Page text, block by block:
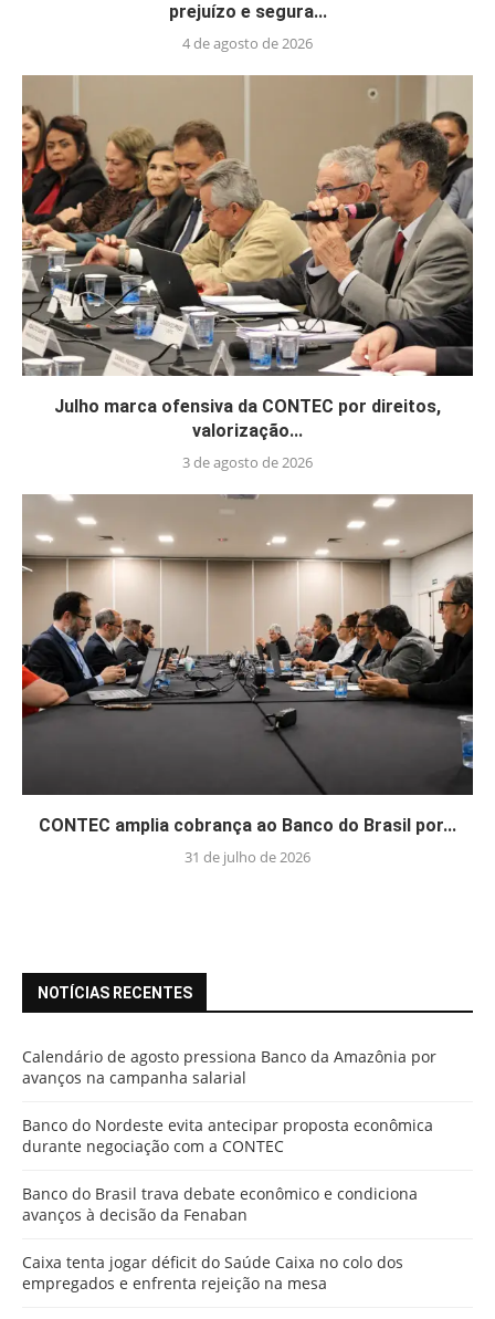
prejuízo e segura...
4 de agosto de 2026
Julho marca ofensiva da CONTEC por direitos,
valorização...
3 de agosto de 2026
CONTEC amplia cobrança ao Banco do Brasil por...
31 de julho de 2026
NOTÍCIAS RECENTES
Calendário de agosto pressiona Banco da Amazônia por
avanços na campanha salarial
Banco do Nordeste evita antecipar proposta econômica
durante negociação com a CONTEC
Banco do Brasil trava debate econômico e condiciona
avanços à decisão da Fenaban
Caixa tenta jogar déficit do Saúde Caixa no colo dos
empregados e enfrenta rejeição na mesa